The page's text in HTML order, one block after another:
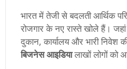
भारत में तेजी से बदलती आर्थिक
रोजगार के नए रास्ते खोले हैं।
दुकान, कार्यालय और भारी निवेश
बिजनेस आइडियालाखों लोगों को